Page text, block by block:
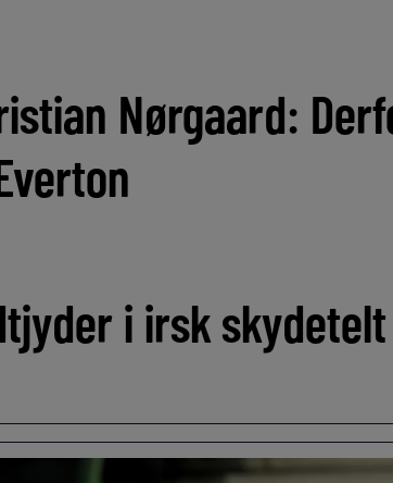
Nørgaard:
i irsk